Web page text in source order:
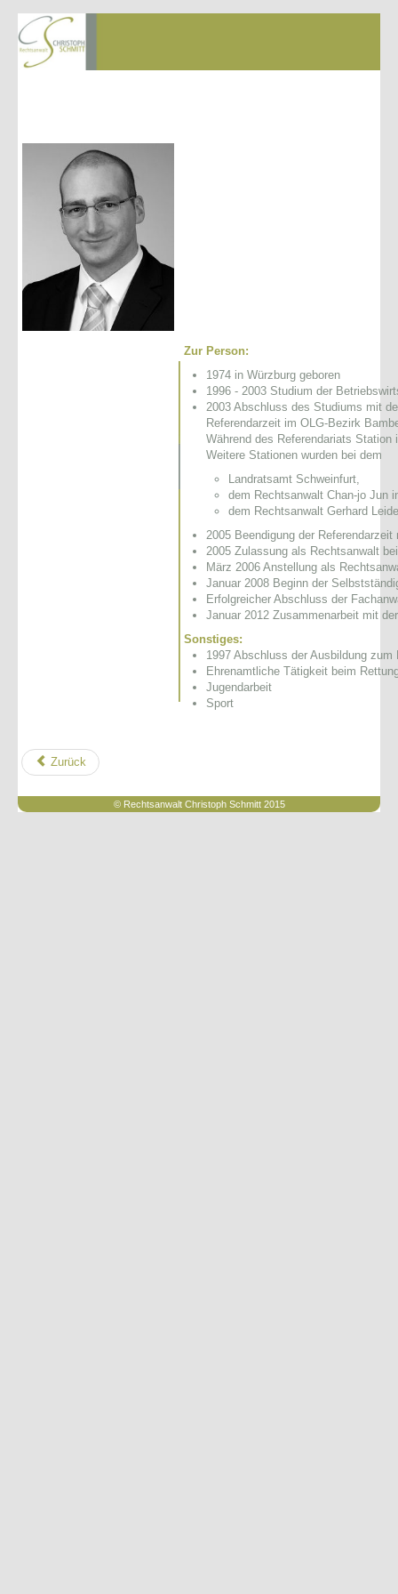
Zur Person:
1974 in Würzburg geboren
1996 - 2003 Studium der
2003 Abschluss des Studiums mit
Referendarzeit im OLG-Bezirk
Während des Referendariats
Weitere Stationen wurden bei dem
Landratsamt Schweinfurt,
dem Rechtsanwalt Chan-jo Jun
dem Rechtsanwalt Gerhard
2005 Beendigung der
2005 Zulassung als Rechtsanwalt
März 2006 Anstellung als
Januar 2008 Beginn der
Erfolgreicher Abschluss der
Januar 2012 Zusammenarbeit mit
Sonstiges:
1997 Abschluss der Ausbildung
Ehrenamtliche Tätigkeit beim
Jugendarbeit
Sport
Zurück
© Rechtsanwalt Christoph Schmitt 2015